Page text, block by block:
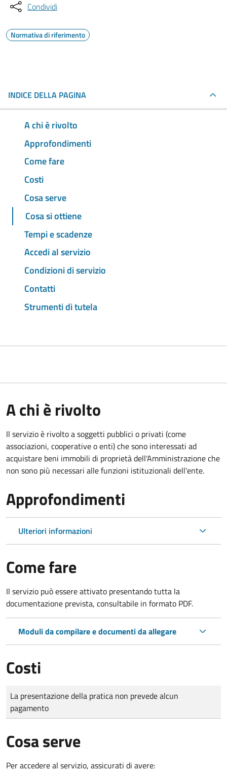
Condividi
Normativa di riferimento
INDICE DELLA PAGINA
A chi è rivolto
Approfondimenti
Come fare
Costi
Cosa serve
Cosa si ottiene
Tempi e scadenze
Accedi al servizio
Condizioni di servizio
Contatti
Strumenti di tutela
A chi è rivolto
Il servizio è rivolto a soggetti pubblici o privati (come
associazioni, cooperative o enti) che sono interessati ad
acquistare beni immobili di proprietà dell'Amministrazione che
non sono più necessari alle funzioni istituzionali dell'ente.
Approfondimenti
Ulteriori informazioni
Come fare
Il servizio può essere attivato presentando tutta la
documentazione prevista, consultabile in formato PDF.
Moduli da compilare e documenti da allegare
Costi
Tipo di pagamento
Importo
La presentazione della pratica non prevede alcun
pagamento
Cosa serve
Per accedere al servizio, assicurati di avere: